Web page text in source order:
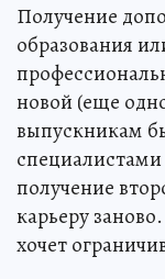
Получение
образования
новой (еще
выпускникам
получение
карьеру
хочет